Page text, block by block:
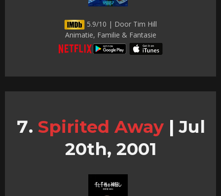
5.9/10 | Door Tim Hill
Animatie, Familie & Fantasie
Spirited Away | Jul
20th, 2001